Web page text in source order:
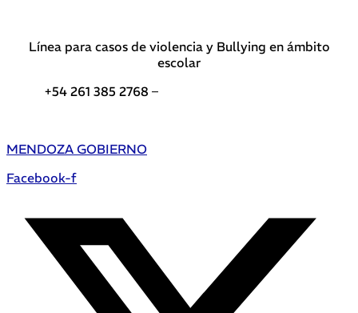
Línea para casos de violencia y Bullying en ámbito
escolar
+54 261 385 2768 –
MENDOZA GOBIERNO
Facebook-f